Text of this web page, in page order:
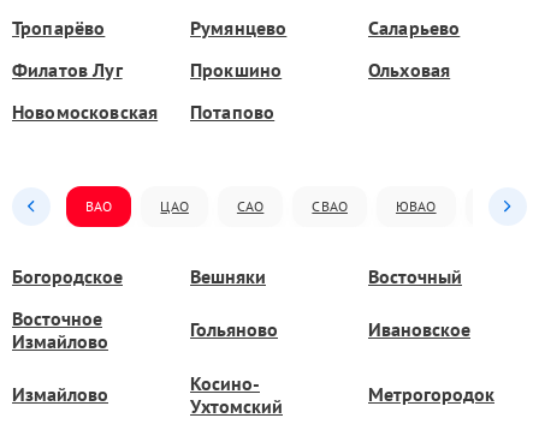
Тропарёво Румянцево
Саларьево
Филатов Луг
Прокшино
Ольховая
Новомосковская
Потапово
ВАО ЦАО САО СВАО ЮВАО ЮАО
Богородское Вешняки
Восточный
Восточное
Измайлово
Гольяново Ивановское
Измайлово
Косино-
Ухтомский
Метрогородок